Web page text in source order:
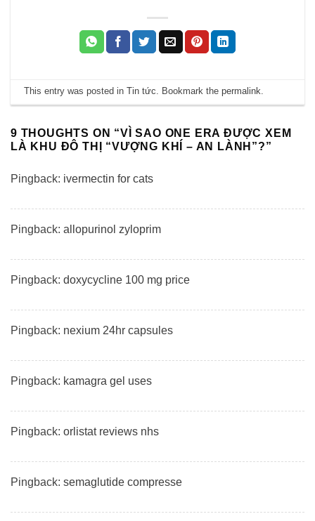
This entry was posted inTin tức. Bookmark thepermalink.
9 THOUGHTS ON “VÌ SAO ONE ERA ĐƯỢC XEM
LÀ KHU ĐÔ THỊ “VƯỢNG KHÍ – AN LÀNH”?”
Pingback: ivermectin for cats
Pingback: allopurinol zyloprim
Pingback: doxycycline 100 mg price
Pingback: nexium 24hr capsules
Pingback: kamagra gel uses
Pingback: orlistat reviews nhs
Pingback: semaglutide compresse